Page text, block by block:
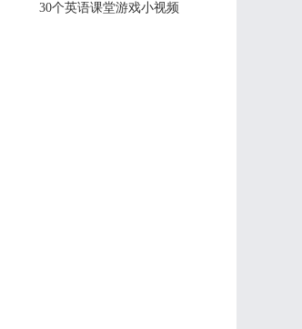
30个英语课堂游戏小视频